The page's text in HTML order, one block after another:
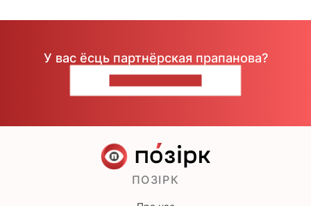
У вас ёсць партнёрская прапанова?
ПОЗІРК